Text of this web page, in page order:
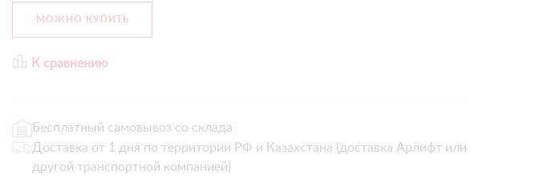
МОЖНО КУПИТЬ
К сравнению
Бесплатный самовывоз со склада
Доставка от 1 дня по территории РФ и Казахстана (доставка Арлифт или
другой транспортной компанией)